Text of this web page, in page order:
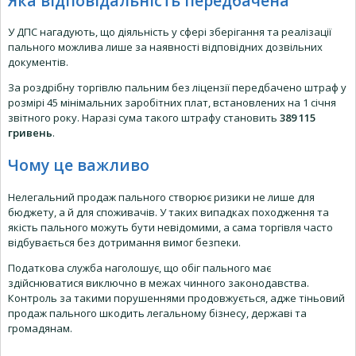
У ДПС нагадують, що діяльність у сфері зберігання та реалізації
пального можлива лише за наявності відповідних дозвільних
документів.
За роздрібну торгівлю пальним без ліцензії передбачено штраф у
розмірі 45 мінімальних заробітних плат, встановлених на 1 січня
звітного року. Наразі сума такого штрафу становить 389 115
гривень.
Чому це важливо
Нелегальний продаж пального створює ризики не лише для
бюджету, а й для споживачів. У таких випадках походження та
якість пального можуть бути невідомими, а сама торгівля часто
відбувається без дотримання вимог безпеки.
Податкова служба наголошує, що обіг пального має
здійснюватися виключно в межах чинного законодавства.
Контроль за такими порушеннями продовжується, адже тіньовий
продаж пального шкодить легальному бізнесу, державі та
громадянам.